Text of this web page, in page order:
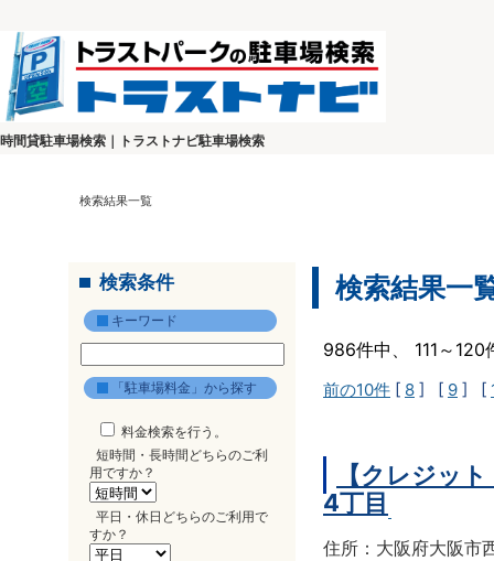
時間貸駐車場検索｜トラストナビ駐車場検索
検索結果一覧
検索条件
キーワード
「駐車場料金」から探す
料金検索を行う。
短時間・長時間どちらのご利
用ですか？
平日・休日どちらのご利用で
すか？
検索結果一
986件中、 111～
前の10件 [ 8 ] [ 9 ] [
【クレジッ
4丁目
住所：大阪府大阪市